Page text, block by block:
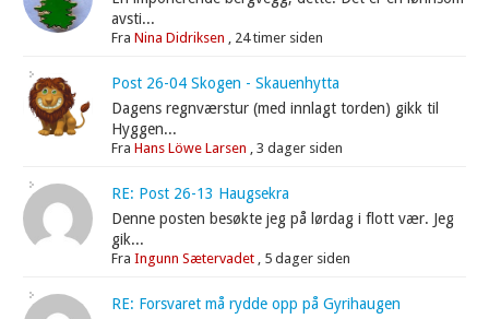
avsti...
FraNina Didriksen , 24 timer siden
Post 26-04 Skogen - Skauenhytta
Dagens regnværstur (med innlagt torden) gikk til
Hyggen...
FraHans Löwe Larsen ,3 dager siden
RE: Post 26-13 Haugsekra
Denne posten besøkte jeg på lørdag i flott vær. Jeg
gik...
FraIngunn Sætervadet , 5 dager siden
RE: Forsvaret må rydde opp på Gyrihaugen